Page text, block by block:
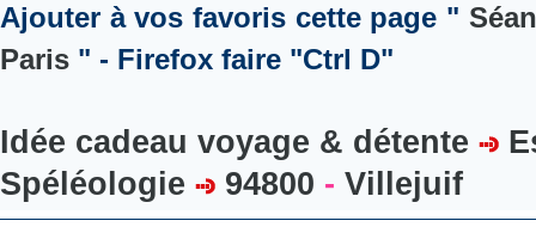
Ajouter à vos favoris cette page "
Paris " - Firefox faire "Ctrl D"
Idée cadeau voyage & détente
Spéléologie
94800 - Villejuif